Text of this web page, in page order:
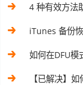
4 种有效方法
iTunes 备份
如何在DFU
【已解决】